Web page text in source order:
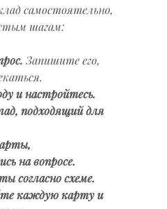
самостоятельно,
шагам:
Запишите его,
и настройтесь.
подходящий для
на вопросе.
согласно схеме.
каждую карту и